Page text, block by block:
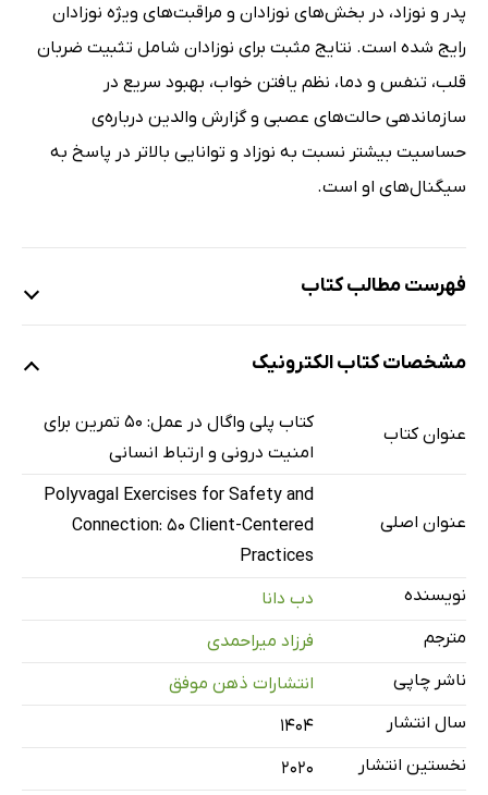
پدر و نوزاد، در بخش‌های نوزادان و مراقبت‌های ویژه نوزادان
رایج شده است. نتایج مثبت برای نوزادان شامل تثبیت ضربان
قلب، تنفس و دما، نظم یافتن خواب، بهبود سریع در
سازماندهی حالت‌های عصبی و گزارش والدین درباره‌ی
حساسیت بیشتر نسبت به نوزاد و توانایی بالاتر در پاسخ به
سیگنال‌های او است.
فهرست مطالب کتاب
پیشگفتار استیون پورجس
نویسنده‌ی نظریه‌ی پلی‌واگال
مقدمه
بازسازی دستگاه عصبی با تمرین‌های پلی‌واگال
بخش اول: دستگاه عصبی خودکار؛ الگوها و مسیرها
2- درک عصبی (نوروسپشن)
3- تنظیم مشترک
تکامل دستگاه عصبی خودکار
مشخصات کتاب الکترونیک
عنوان کتاب
کتاب پلی واگال در عمل: 50 تمرین برای
امنیت درونی و ارتباط انسانی
عنوان اصلی
Polyvagal Exercises for Safety and
Connection: 50 Client-Centered
Practices
نویسنده
دب دانا
مترجم
فرزاد میراحمدی
ناشر چاپی
انتشارات ذهن موفق
سال انتشار
۱۴۰۴
نخستین انتشار
2020